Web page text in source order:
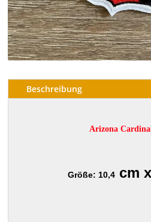
Beschreibung
Arizona
Größe: 10,4 cm